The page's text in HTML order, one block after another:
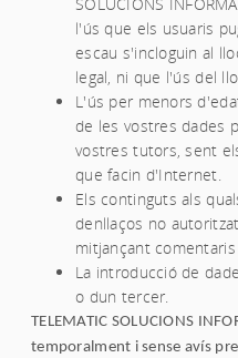
l'ús que els usuaris
escau s'incloguin al
legal, ni que l'ús del
L'ús per menors
de les vostres dades
vostres tutors, sent
que facin d'Internet.
Els continguts als
denllaços no
mitjançant
La introducció de
o dun tercer.
TELEMATIC SOLUCIONS
temporalment i sense avís